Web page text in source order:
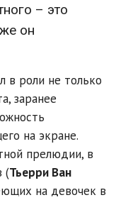
– это
он
в роли не только
заранее
на экране.
прелюдии, в
(Тьерри Ван
на девочек в